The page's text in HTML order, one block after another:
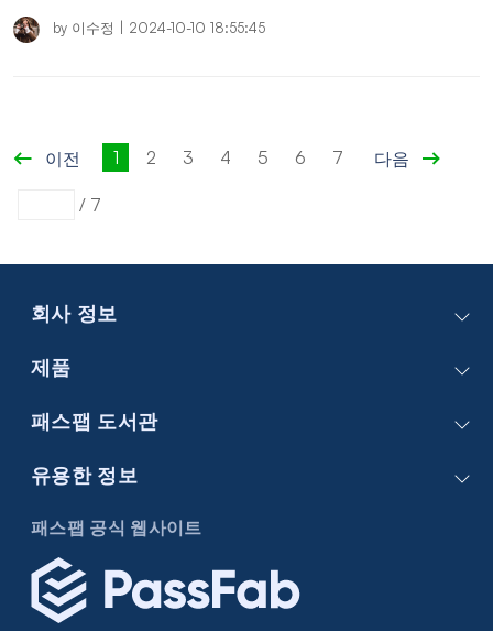
을 알아보세요.
by 이수정 2024-10-10 18:55:45
이전 1 2 3 4 5 6 7 다음
/ 7
패스팹 공식 웹사이트
회사 정보
비지니스
구독 갱신 시 무료 연장 혜택!
제품
PassFab 4EasyPartition
PassFab for Excel
PassFab iPhone Unlock
PassFab Android Unlock
패스팹 도서관
Windows 팁
중복 파일
유용한 정보
Excel에 대한 팁
PDF에 대한 팁